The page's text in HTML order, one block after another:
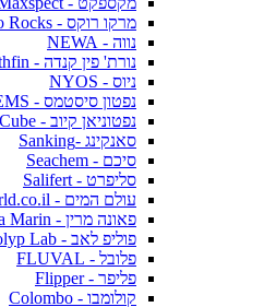
מרקו רוקס - Marco Rocks
נווה - NEWA
נורת' פין קנדה - Northfin
ניוס - NYOS
נפטון סיסטמס - NEPTUNE SYSTEMS
נפטוניאן קיוב - Neptunian Cube
סאנקינג -Sanking
סיכם - Seachem
סליפרט - Salifert
עולם המים - AquaWorld.co.il
פאונה מרין - Fauna Marin
פוליפ לאב - Polyp Lab
פלובל - FLUVAL
פליפר - Flipper
קולומבו - Colombo